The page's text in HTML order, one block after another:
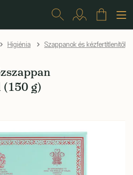
Higiénia Szappanok és kézfertítlenítők
g)